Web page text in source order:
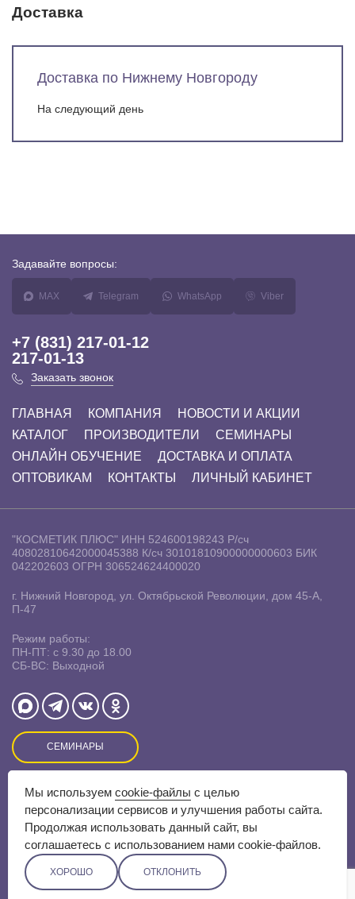
Доставка
Доставка по Нижнему Новгороду
На следующий день
Задавайте вопросы:
MAX Telegram WhatsApp Viber
+7 (831) 217-01-12
217-01-13
Заказать звонок
ГЛАВНАЯ КОМПАНИЯ
НОВОСТИ И АКЦИИ
КАТАЛОГ
ПРОИЗВОДИТЕЛИ
СЕМИНАРЫ
ОНЛАЙН ОБУЧЕНИЕ
ДОСТАВКА И ОПЛАТА
ОПТОВИКАМ
КОНТАКТЫ ЛИЧНЫЙ КАБИНЕТ
"КОСМЕТИК ПЛЮС" ИНН 524600198243 Р/сч
40802810642000045388 К/сч 30101810900000000603 БИК
042202603 ОГРН 306524624400020
г. Нижний Новгород, ул. Октябрьской Революции, дом 45-А,
П-47
Режим работы:
ПН-ПТ: с 9.30 до 18.00
СБ-ВС: Выходной
СЕМИНАРЫ
Оставляя заявку на сайте, Вы даете свое согласие на
обработкуперсональных данныхи соглашаетесь cполитикой
конфиденциальности.
Разработка сайта –
Мы используем cookie-файлы с целью
персонализации сервисов и улучшения работы сайта.
Продолжая использовать данный сайт, вы
соглашаетесь с использованием нами cookie-файлов.
ХОРОШО ОТКЛОНИТЬ